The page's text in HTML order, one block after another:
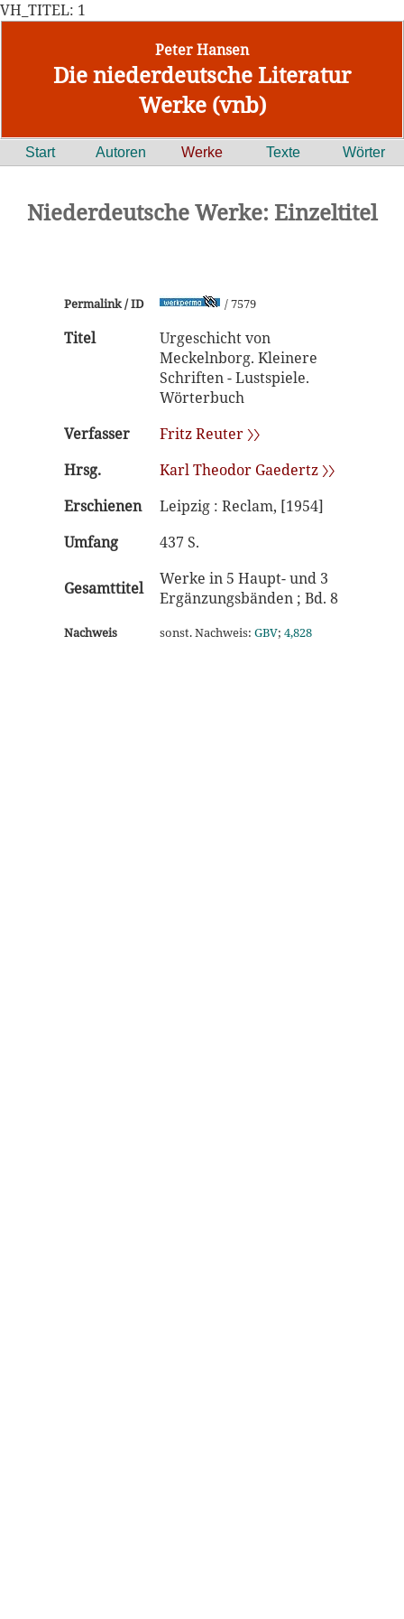
VH_TITEL: 1
Peter Hansen
Die niederdeutsche Literatur
Werke (vnb)
Start Autoren Werke Texte Wörter
Niederdeutsche Werke: Einzeltitel
Permalink / ID / 7579
Titel
Urgeschicht von
Meckelnborg. Kleinere
Schriften - Lustspiele.
Wörterbuch
Verfasser
Fritz Reuter 〉〉
Hrsg.
Karl Theodor Gaedertz 〉〉
Erschienen
Leipzig : Reclam, [1954]
Umfang
437 S.
Gesamttitel
Werke in 5 Haupt- und 3
Ergänzungsbänden ; Bd. 8
Nachweis sonst. Nachweis: GBV; 4,828